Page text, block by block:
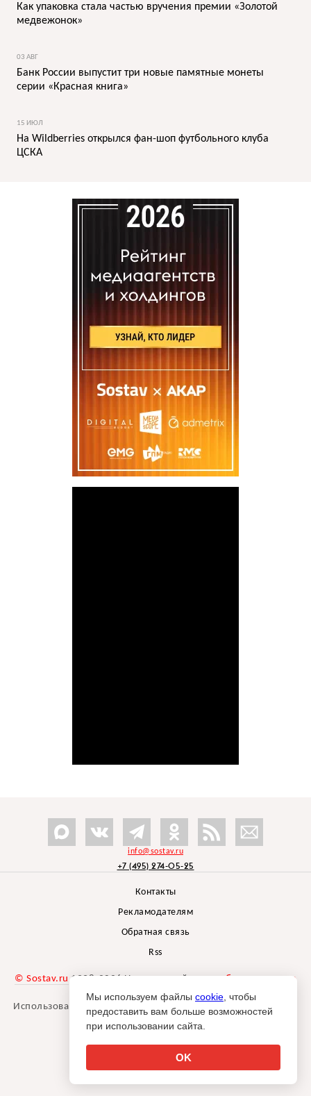
Как упаковка стала частью вручения премии «Золотой
медвежонок»
03 АВГ
Банк России выпустит три новые памятные монеты
серии «Красная книга»
15 ИЮЛ
На Wildberries открылся фан-шоп футбольного клуба
ЦСКА
info@sostav.ru
+7 (495) 274-05-25
Контакты
Рекламодателям
Обратная связь
Rss
© Sostav.ru 1998-2026 Независимый проектбрендингового
агентства Depot
Использование материалов Sostav.ru допустимо только при
указании источника.
18+
Мы используем файлы cookie , чтобы
предоставить вам больше возможностей
при использовании сайта.
OK